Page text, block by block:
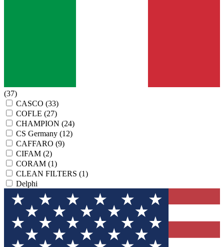
(37)
CASCO (33)
COFLE (27)
CHAMPION (24)
CS Germany (12)
CAFFARO (9)
CIFAM (2)
CORAM (1)
CLEAN FILTERS (1)
Delphi